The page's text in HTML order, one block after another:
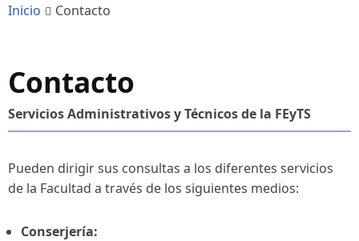
Inicio Contacto
Contacto
Servicios Administrativos y Técnicos de la FEyTS
Pueden dirigir sus consultas a los diferentes servicios
de la Facultad a través de los siguientes medios:
Conserjería: